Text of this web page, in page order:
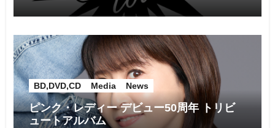
BD,DVD,CD Media News
ピンク・レディー デビュー50周年 トリビ
ュートアルバム